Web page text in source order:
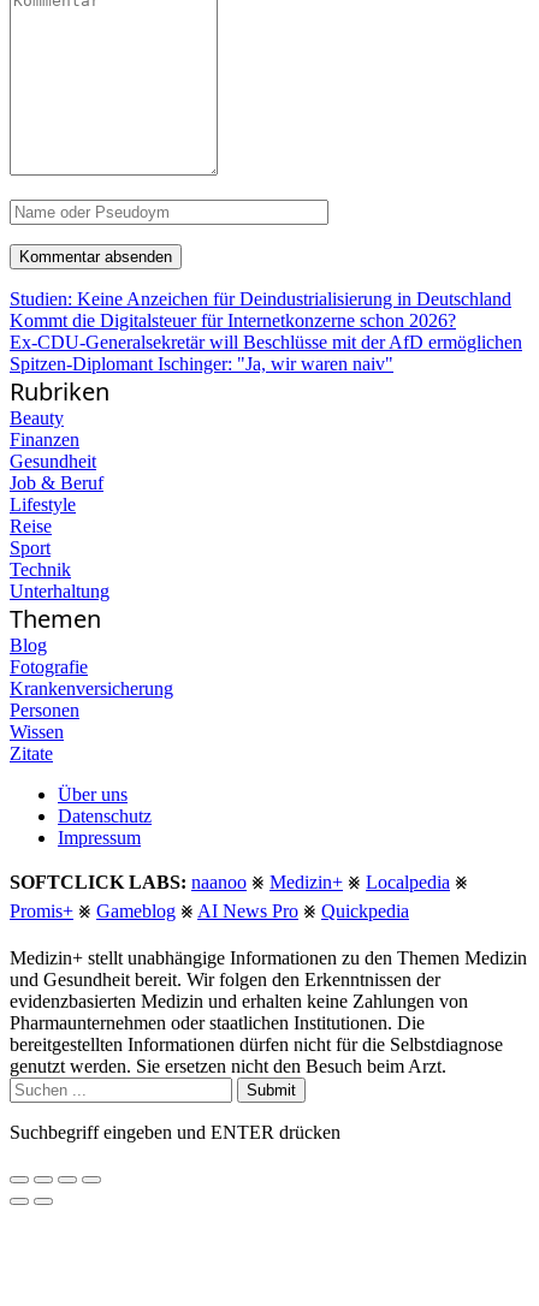
Studien: Keine Anzeichen für Deindustrialisierung in Deutschland
Kommt die Digitalsteuer für Internetkonzerne schon 2026?
Ex-CDU-Generalsekretär will Beschlüsse mit der AfD ermöglichen
Spitzen-Diplomant Ischinger: "Ja, wir waren naiv"
Rubriken
Beauty
Finanzen
Gesundheit
Job & Beruf
Lifestyle
Reise
Sport
Technik
Unterhaltung
Themen
Blog
Fotografie
Krankenversicherung
Personen
Wissen
Zitate
Über uns
Datenschutz
Impressum
SOFTCLICK LABS: naanoo ⨳ Medizin+ ⨳ Localpedia ⨳
Promis+ ⨳ Gameblog ⨳ AI News Pro ⨳ Quickpedia
Medizin+ stellt unabhängige Informationen zu den Themen Medizin
und Gesundheit bereit. Wir folgen den Erkenntnissen der
evidenzbasierten Medizin und erhalten keine Zahlungen von
Pharmaunternehmen oder staatlichen Institutionen. Die
bereitgestellten Informationen dürfen nicht für die Selbstdiagnose
genutzt werden. Sie ersetzen nicht den Besuch beim Arzt.
Submit
Suchbegriff eingeben und ENTER drücken